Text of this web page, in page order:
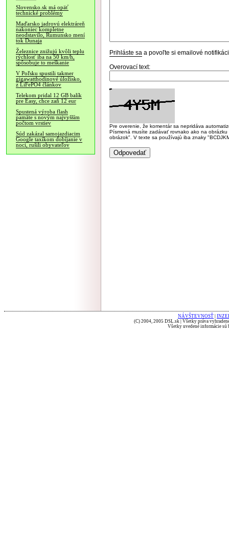
Slovensko.sk má opäť
technické problémy
Maďarsko jadrovú elektráreň
nakoniec kompletne
neodstavilo, Rumunsko mení
tok Dunaja
Železnice znižujú kvôli teplu
rýchlosť iba na 50 km/h,
spôsobuje to meškanie
V Poľsku spustili takmer
gigawatthodinové úložisko,
z LiFePO4 článkov
Telekom pridal 12 GB balík
pre Easy, chce zaň 12 eur
Spustená výroba flash
pamäte s novým najvyšším
počtom vrstiev
Súd zakázal samojazdiacim
Google taxíkom dobíjanie v
noci, rušili obyvateľov
Prihláste sa a povoľte si emailové
Overovací text:
Pre overenie, že komentár sa nepridáva
Písmená musíte zadávať rovnako ako na
obrázok". V texte sa používajú iba znaky
NÁVŠTEVNOSŤ
(C) 2004, 2005 DSL.sk | Všetky práva
Všetky uvedené informácie sú